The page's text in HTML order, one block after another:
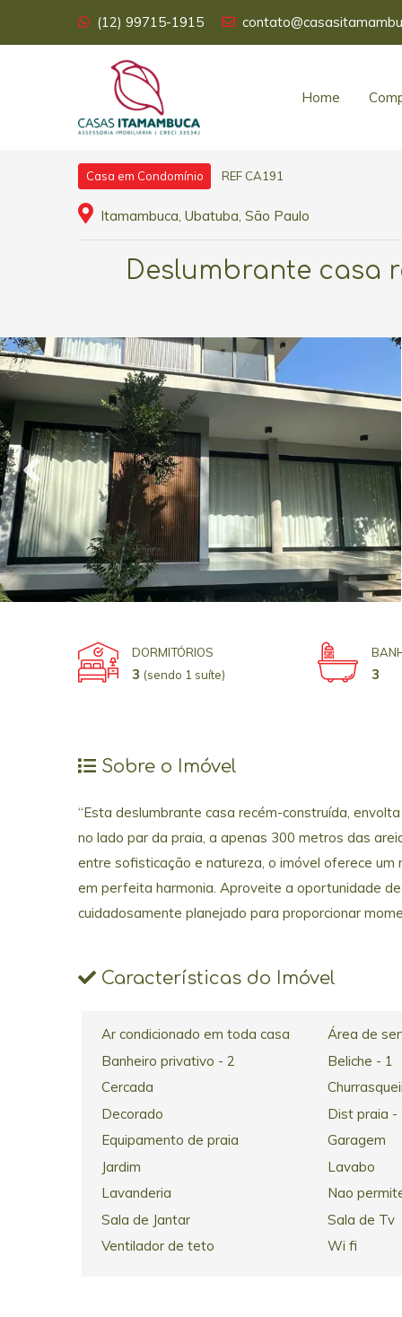
(12) 99715-1915
Home
Casa em Condomínio REF CA191
Itamambuca, Ubatuba, São Paulo
Deslumbrante casa
DORMITÓRIOS
3 (sendo 1 suíte) 3
Sobre o Imóvel
“Esta deslumbrante casa recém-construída,
no lado par da praia, a apenas 300 metros das
entre sofisticação e natureza, o imóvel oferece
em perfeita harmonia. Aproveite a oportunidade
cuidadosamente planejado para proporcionar
Características do Imóvel
Ar condicionado em toda casa Área de
Banheiro privativo - 2
Beliche - 1
Cercada
Decorado
Dist praia -
Equipamento de praia
Garagem
Jardim
Lavabo
Lavanderia
Nao
Sala de Jantar
Sala de Tv
Ventilador de teto
Wi fi